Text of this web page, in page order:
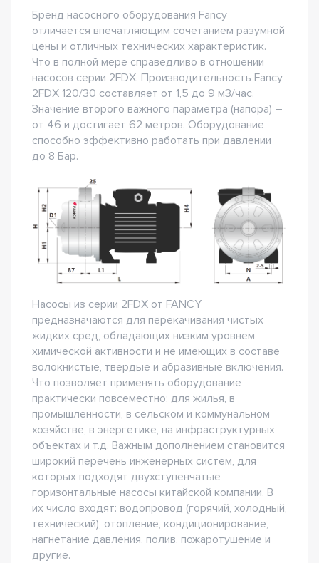
Бренд насосного оборудования Fancy
отличается впечатляющим сочетанием разумной
цены и отличных технических характеристик.
Что в полной мере справедливо в отношении
насосов серии 2FDX. Производительность Fancy
2FDX 120/30 составляет от 1,5 до 9 м3/час.
Значение второго важного параметра (напора) –
от 46 и достигает 62 метров. Оборудование
способно эффективно работать при давлении
до 8 Бар.
Насосы из серии 2FDX от FANCY
предназначаются для перекачивания чистых
жидких сред, обладающих низким уровнем
химической активности и не имеющих в составе
волокнистые, твердые и абразивные включения.
Что позволяет применять оборудование
практически повсеместно: для жилья, в
промышленности, в сельском и коммунальном
хозяйстве, в энергетике, на инфраструктурных
объектах и т.д. Важным дополнением становится
широкий перечень инженерных систем, для
которых подходят двухступенчатые
горизонтальные насосы китайской компании. В
их число входят: водопровод (горячий, холодный,
технический), отопление, кондиционирование,
нагнетание давления, полив, пожаротушение и
другие.